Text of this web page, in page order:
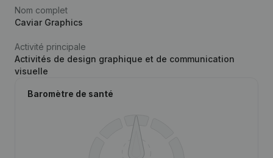
Nom complet
Caviar Graphics
Activité principale
Activités de design graphique et de communication
visuelle
Baromètre de santé